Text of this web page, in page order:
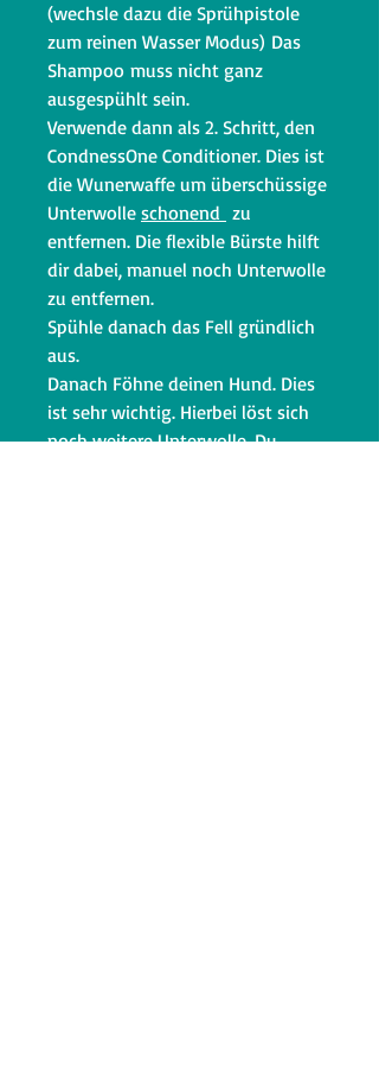
(wechsle dazu die Sprühpistole
zum reinen Wasser Modus) Das
Shampoo muss nicht ganz
ausgespühlt sein.
Verwende dann als 2. Schritt, den
CondnessOne Conditioner. Dies ist
die Wunerwaffe um überschüssige
Unterwolle schonend zu
entfernen. Die flexible Bürste hilft
dir dabei, manuel noch Unterwolle
zu entfernen.
Spühle danach das Fell gründlich
aus.
Danach Föhne deinen Hund. Dies
ist sehr wichtig. Hierbei löst sich
noch weitere Unterwolle. Du